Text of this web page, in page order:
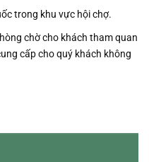
trong khu vực hội chợ.
chờ cho khách tham quan
cấp cho quý khách không